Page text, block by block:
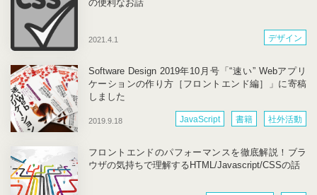
2021.4.1
の便利なお話
デザイン
2019.9.18
Software Design 2019年10月号「“速い” Webアプリ
ケーションの作り方［フロントエンド編］」に寄稿
しました
JavaScript 書籍 社外活動
フロントエンドのパフォーマンスを徹底解説！ブラ
ウザの気持ちで理解するHTML/Javascript/CSSの話